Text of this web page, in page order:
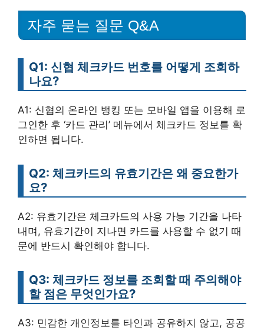
자주 묻는 질문 Q&A
Q1: 신협 체크카드 번호를 어떻게 조회하
나요?
A1: 신협의 온라인 뱅킹 또는 모바일 앱을 이용해 로
그인한 후 ‘카드 관리’ 메뉴에서 체크카드 정보를 확
인하면 됩니다.
Q2: 체크카드의 유효기간은 왜 중요한가
요?
A2: 유효기간은 체크카드의 사용 가능 기간을 나타
내며, 유효기간이 지나면 카드를 사용할 수 없기 때
문에 반드시 확인해야 합니다.
Q3: 체크카드 정보를 조회할 때 주의해야
할 점은 무엇인가요?
A3: 민감한 개인정보를 타인과 공유하지 않고, 공공